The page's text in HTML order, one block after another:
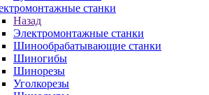
станки
Назад
Электромонтажные станки
Шинообрабатывающие станки
Шиногибы
Шинорезы
Уголкорезы